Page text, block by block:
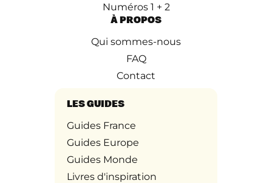
Numéros 1 + 2
À PROPOS
Qui sommes-nous
FAQ
Contact
LES GUIDES
Guides France
Guides Europe
Guides Monde
Livres d'inspiration